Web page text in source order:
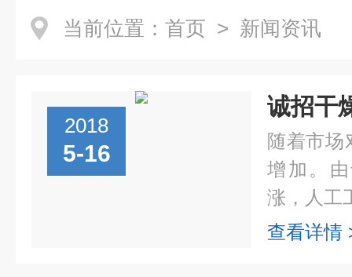
当前位置： 首页 > 新闻资讯
2018
5-16
诚招干
随着市场
增加。
涨，人工
查看详情